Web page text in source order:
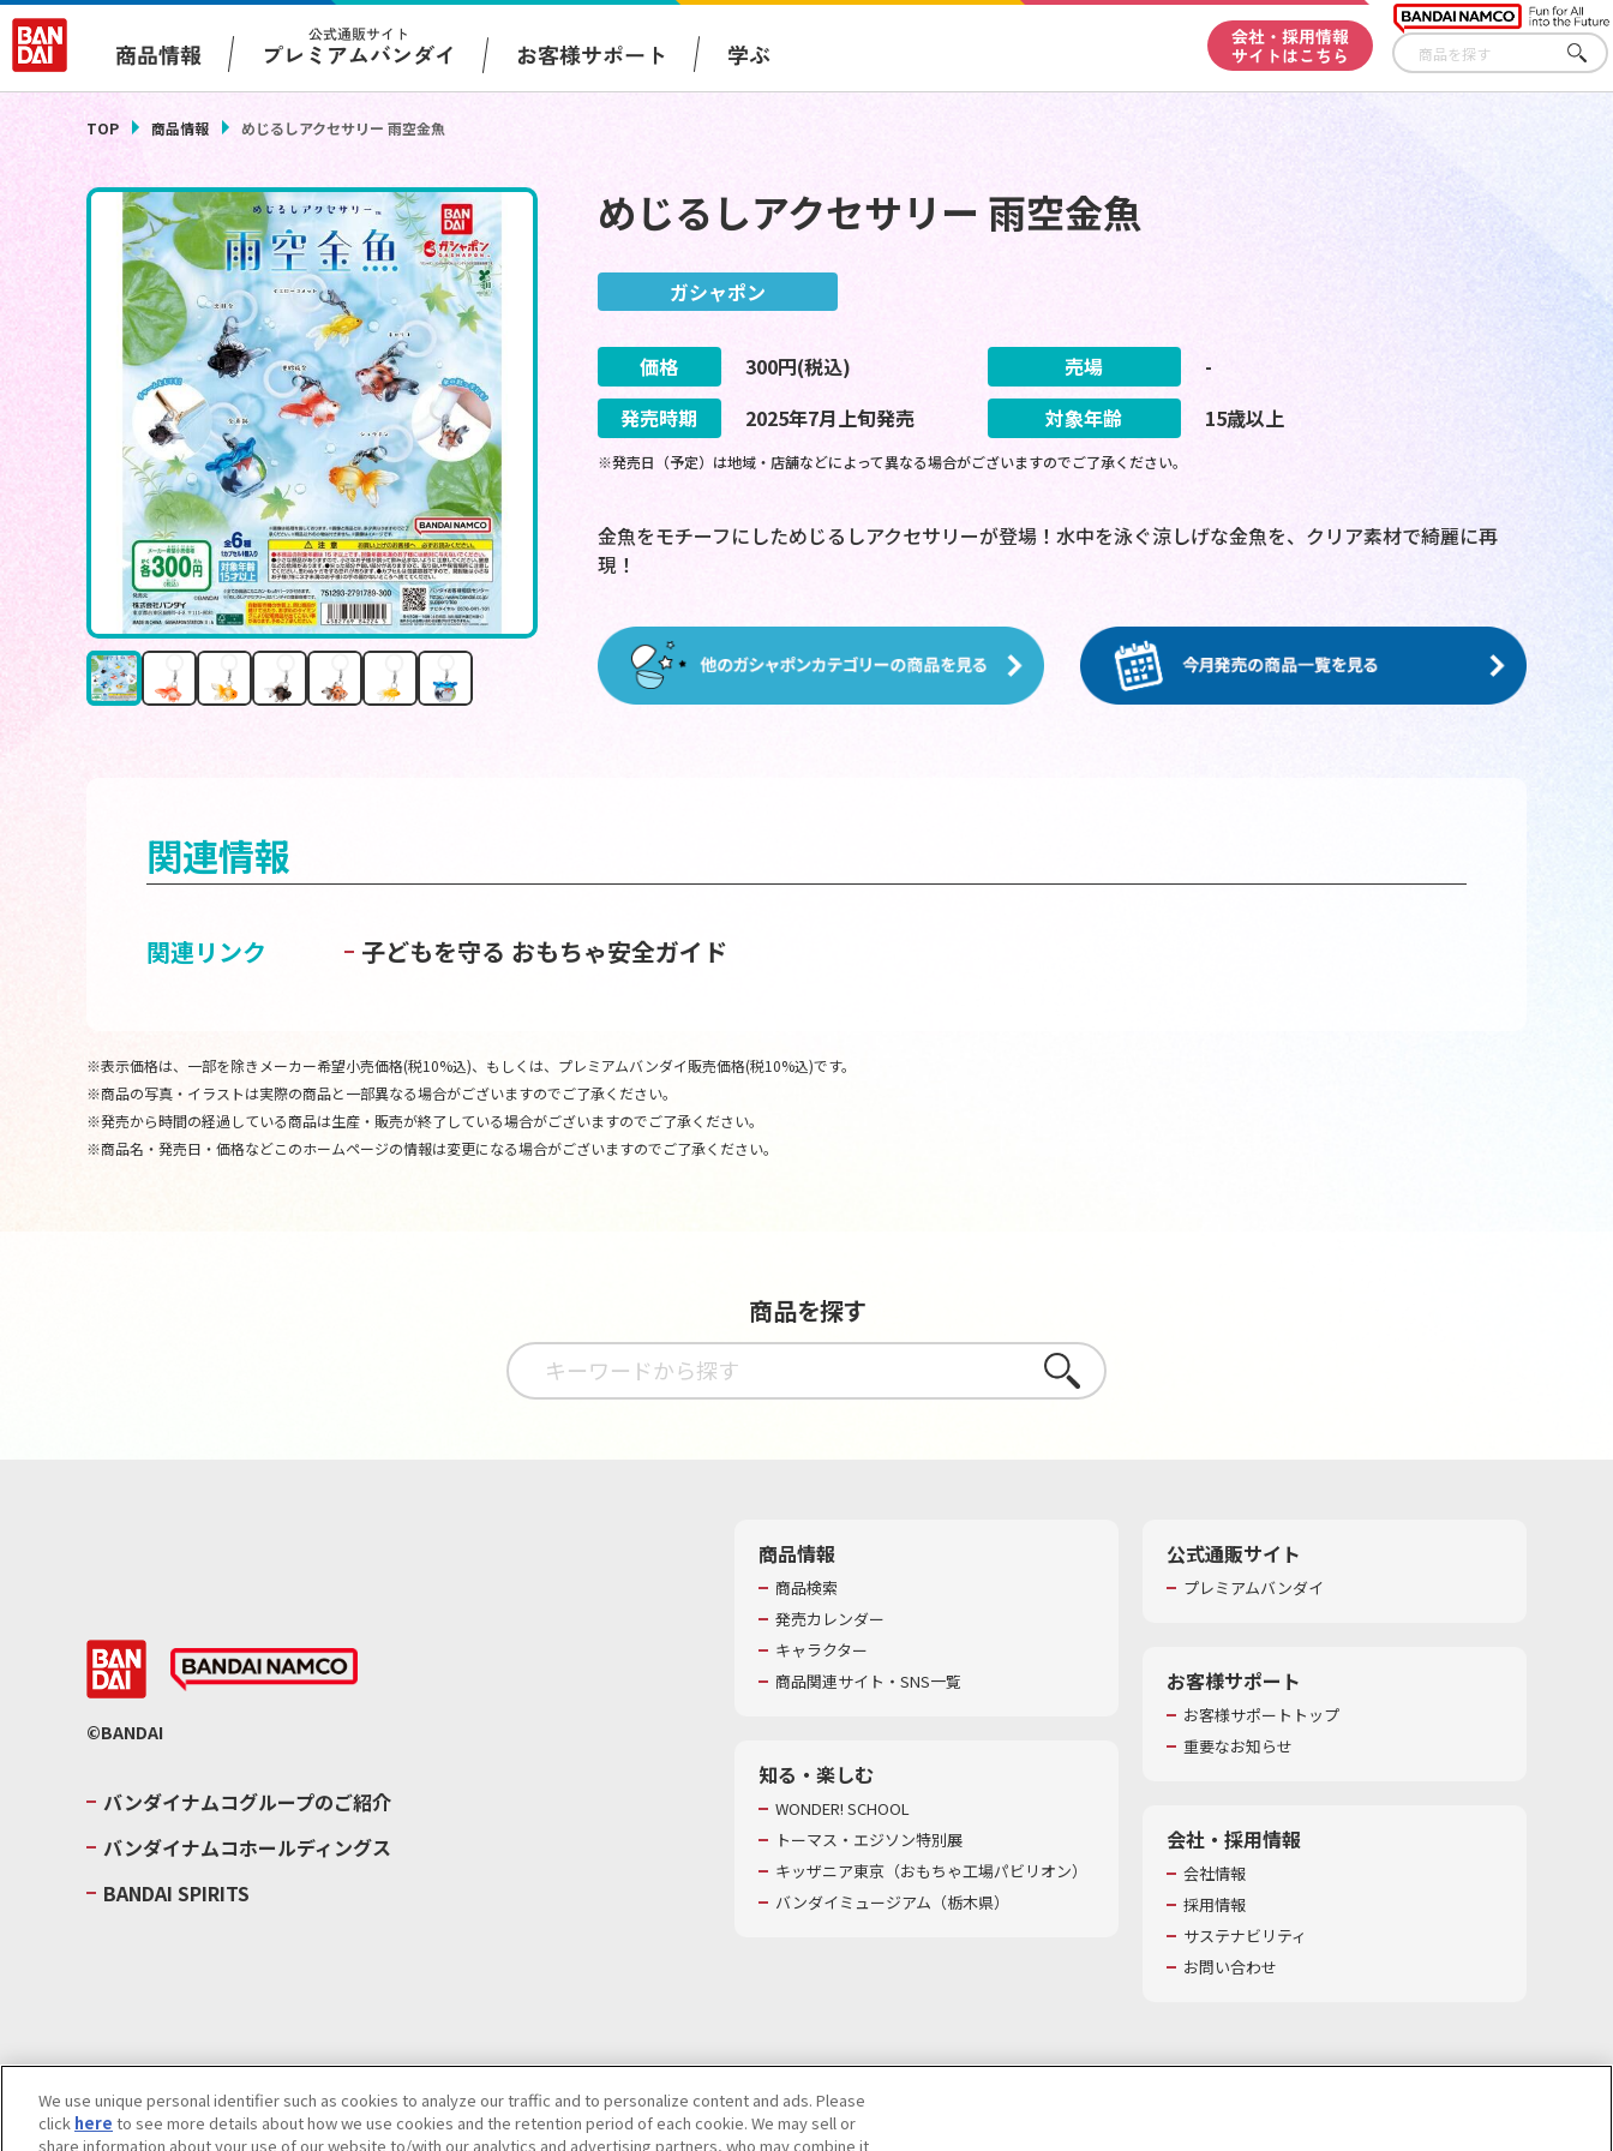
商品情報
公式通販サイト
プレミアムバンダイ お客様サポート 学ぶ
会社・採用情報
サイトはこちら
さが
す
TOP 商品情報 めじるしアクセサリー 雨空金魚
めじるしアクセサリー 雨空金魚
ガシャポン
価格 300円(税込) 売場
-
発売時期
2025年7月上旬発売 対象年齢 15歳以上
※発売日（予定）は地域・店舗などによって異なる場合がございますのでご了承ください。
金魚をモチーフにしためじるしアクセサリーが登場！水中を泳ぐ涼しげな金魚を、クリア素材で綺麗に再
現！
関連情報
関連リンク 子どもを守る おもちゃ安全ガイド
※表示価格は、一部を除きメーカー希望小売価格(税10%込)、もしくは、プレミアムバンダイ販売価格(税10%込)です。
※商品の写真・イラストは実際の商品と一部異なる場合がございますのでご了承ください。
※発売から時間の経過している商品は生産・販売が終了している場合がございますのでご了承ください。
※商品名・発売日・価格などこのホームページの情報は変更になる場合がございますのでご了承ください。
商品を探す
さがす
©BANDAI
バンダイナムコグループのご紹介
バンダイナムコホールディングス
BANDAI SPIRITS
商品情報
商品検索
発売カレンダー
キャラクター
商品関連サイト・SNS一覧
知る・楽しむ
WONDER! SCHOOL
トーマス・エジソン特別展
キッザニア東京（おもちゃ工場パビリオン）​
バンダイミュージアム（栃木県）
公式通販サイト
プレミアムバンダイ
お客様サポート
お客様サポートトップ
重要なお知らせ
会社・採用情報
会社情報
採用情報
サステナビリティ
お問い合わせ
ウェブサイトご利用条件ソーシャルメディアポリシー個人情報及び特定個人情報等の取り扱いに関する保護方針
We use unique personal identifier such as cookies to analyze our traffic and to personalize content and ads. Please
click here to see more details about how we use cookies and the retention period of each cookie. We may sell or
share information about your use of our website to/with our analytics and advertising partners, who may combine it